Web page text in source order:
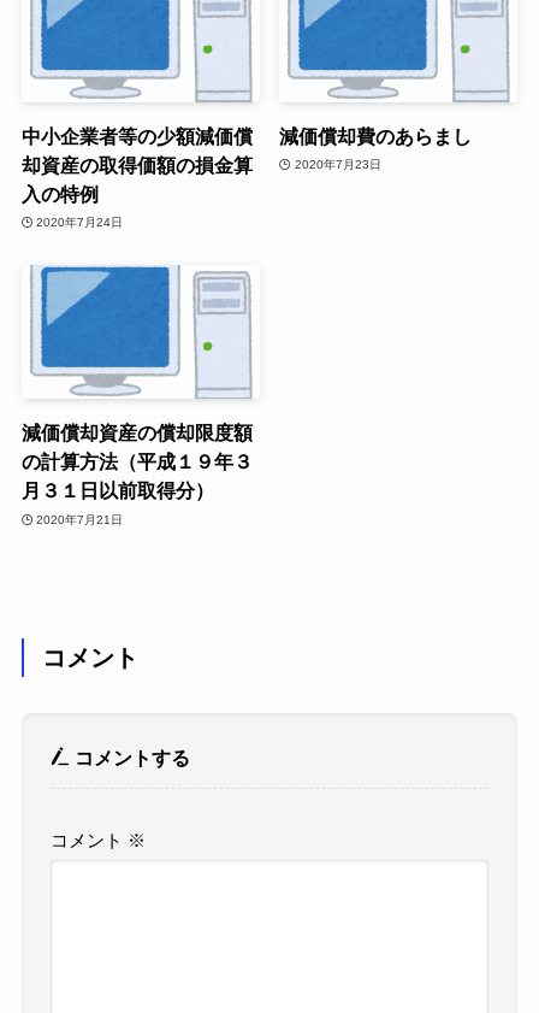
中小企業者等の少額減価償
却資産の取得価額の損金算
入の特例
2020年7月24日
減価償却費のあらまし
2020年7月23日
減価償却資産の償却限度額
の計算方法（平成１９年３
月３１日以前取得分）
2020年7月21日
コメント
コメントする
コメント ※